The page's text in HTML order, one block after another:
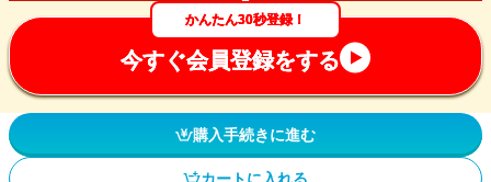
かんたん30秒登録！
今すぐ会員登録をする
購入手続きに進む